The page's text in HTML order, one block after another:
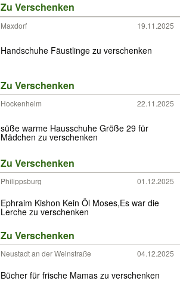
Zu Verschenken
Maxdorf 19.11.2025
Handschuhe Fäustlinge zu verschenken
Zu Verschenken
Hockenheim 22.11.2025
süße warme Hausschuhe Größe 29 für
Mädchen zu verschenken
Zu Verschenken
Philippsburg 01.12.2025
Ephraim Kishon Kein Öl Moses,Es war die
Lerche zu verschenken
Zu Verschenken
Neustadt an der Weinstraße 04.12.2025
Bücher für frische Mamas zu verschenken